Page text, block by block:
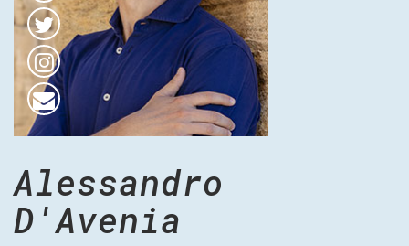
Alessandro
D'Avenia